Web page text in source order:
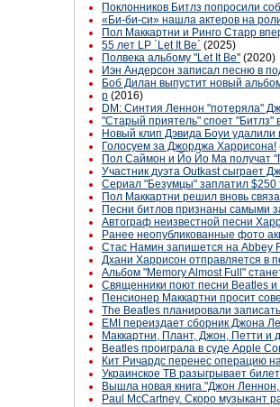
Поклонников Битлз попросили
«Би-би-си» нашла актеров на
Пол Маккартни и Ринго Старр
55 лет LP `Let It Be` (2025)
Полвека альбому "Let It Be" (2020)
Иэн Андерсон записал песню в
Боб Дилан выпустит новый
p (2016)
DM: Синтия Леннон "потеряла"
"Старый приятель" споет
Новый клип Дэвида Боуи удалили
Голосуем за Джорджа Харрисона!
Пол Саймон и Йо Йо Ма получат
Участник дуэта Outkast сыграет
Сериал "Безумцы" заплатил $250
Пол Маккартни решил вновь
Песни битлов признаны самыми
Автограф неизвестной песни
Ранее неопубликованные фото
Стас Намин запишется на Abbey
Дхани Харрисон отправляется в
Альбом "Memory Almost Full"
Священники поют песни Beatles и
Пенсионер Маккартни просит
The Beatles планировали
EMI переиздает сборник Джона
Маккартни, Плант, Джон, Петти и
Beatles проиграла в суде Apple
Кит Ричардс перенес операцию
Украинское ТВ разыгрывает
Вышла новая книга "Джон
Paul McCartney. Скоро музыкант